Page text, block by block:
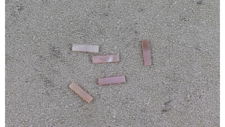
便利好安心！
１．簡單：不需註冊會員、不需綁卡、不需儲值。
２．便利：只要手機號碼，簡訊認證，即可結帳。
３．安心：先確認商品／服務後，再付款。
【「AFTEE先享後付」結帳流程】
１．於結帳方式選擇「AFTEE先享後付」後，將跳轉至「AFTEE先享後付」
結帳頁面，進行簡訊認證並確認金額後，即可完成結帳。
２．訂單成立數日內，您將收到繳費通知簡訊。
３．收到繳費通知簡訊後14天內，點擊此簡訊中的連結，可透過四大超商／
ATM／網路銀行／等多元方式進行付款，方視為交易完成。
※ 請注意：結帳手續完成當下不需立刻繳費，但若您需要取消訂單，請聯絡
購買商品的店家。未經商家同意取消之訂單仍視為有效，需透過AFTEE先享
後付繳納相關費用。
運送方式
全家取貨付款
每筆NT$70，滿NT$2,500(含以上)免運費
付款後全家取貨
每筆NT$70，滿NT$2,500(含以上)免運費
7-11取貨付款
每筆NT$70，滿NT$2,500(含以上)免運費